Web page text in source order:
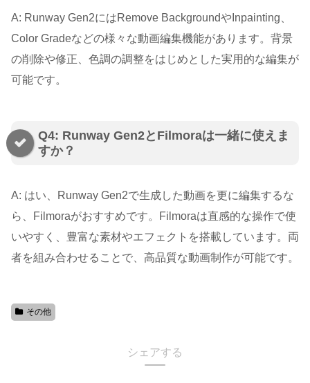
A: Runway Gen2にはRemove BackgroundやInpainting、
Color Gradeなどの様々な動画編集機能があります。背景
の削除や修正、色調の調整をはじめとした実用的な編集が
可能です。
Q4: Runway Gen2とFilmoraは一緒に使えま
すか？
A: はい、Runway Gen2で生成した動画を更に編集するな
ら、Filmoraがおすすめです。Filmoraは直感的な操作で使
いやすく、豊富な素材やエフェクトを搭載しています。両
者を組み合わせることで、高品質な動画制作が可能です。
その他
シェアする